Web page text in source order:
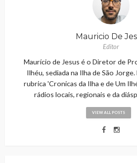
Mauricio De
Editor
Maurício de Jesus é o Diretor de
Ilhéu, sediada na Ilha de São
rubrica 'Cronicas da Ilha e de Um
rádios locais, regionais e da
VIEW ALL POSTS